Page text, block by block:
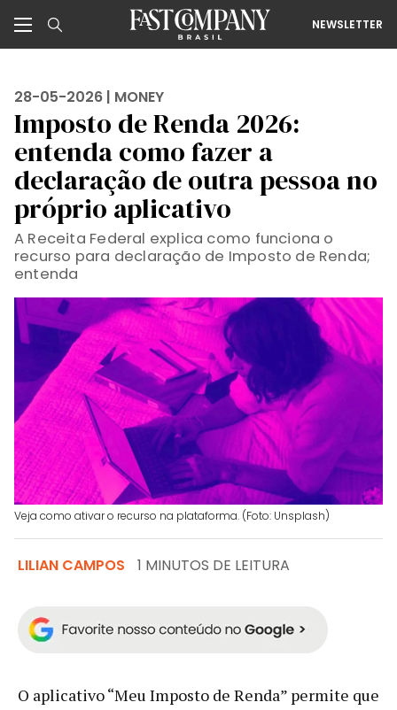
NEWSLETTER
28-05-2026 | MONEY
Imposto de Renda 2026:
entenda como fazer a
declaração de outra pessoa no
próprio aplicativo
A Receita Federal explica como funciona o
recurso para declaração de Imposto de Renda;
entenda
Veja como ativar o recurso na plataforma. (Foto: Unsplash)
LILIAN CAMPOS 1 MINUTOS DE LEITURA
O aplicativo “Meu Imposto de Renda” permite que